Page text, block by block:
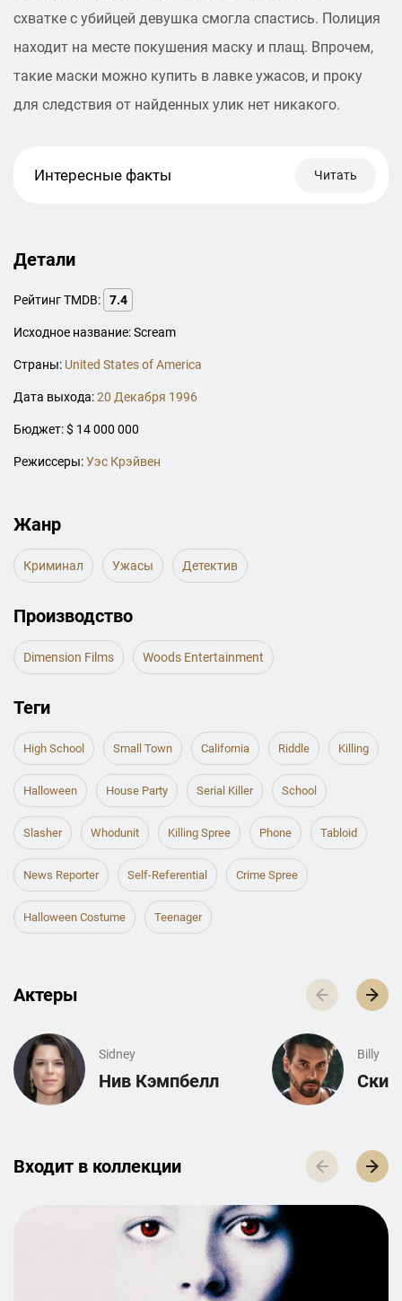
схватке с убийцей девушка смогла спастись. Полиция
находит на месте покушения маску и плащ. Впрочем,
такие маски можно купить в лавке ужасов, и проку
для следствия от найденных улик нет никакого.
Интересные факты Читать
Детали
Рейтинг TMDB: 7.4
Исходное название: Scream
Страны: United States of America
Дата выхода:20 Декабря 1996
Бюджет: $ 14 000 000
Режиссеры:Уэс Крэйвен
Жанр
Криминал Ужасы Детектив
Производство
Dimension Films Woods Entertainment
Теги
High School Small Town California Riddle Killing
Halloween House Party Serial Killer School
Slasher Whodunit Killing Spree Phone Tabloid
News Reporter Self-Referential Crime Spree
Halloween Costume Teenager
Актеры
Sidney
Нив Кэмпбелл
Billy
Скит
Входит в к­о­л­л­е­к­ц­и­и